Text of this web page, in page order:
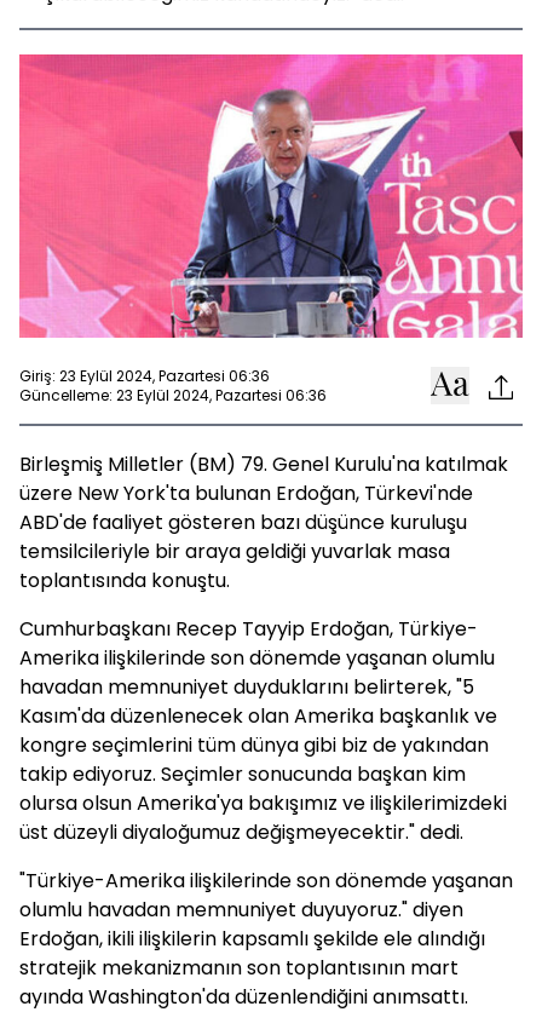
Giriş: 23 Eylül 2024, Pazartesi 06:36
Güncelleme: 23 Eylül 2024, Pazartesi 06:36
Birleşmiş Milletler (BM) 79. Genel Kurulu'na katılmak
üzere New York'ta bulunan Erdoğan, Türkevi'nde
ABD'de faaliyet gösteren bazı düşünce kuruluşu
temsilcileriyle bir araya geldiği yuvarlak masa
toplantısında konuştu.
Cumhurbaşkanı Recep Tayyip Erdoğan, Türkiye-
Amerika ilişkilerinde son dönemde yaşanan olumlu
havadan memnuniyet duyduklarını belirterek, "5
Kasım'da düzenlenecek olan Amerika başkanlık ve
kongre seçimlerini tüm dünya gibi biz de yakından
takip ediyoruz. Seçimler sonucunda başkan kim
olursa olsun Amerika'ya bakışımız ve ilişkilerimizdeki
üst düzeyli diyaloğumuz değişmeyecektir." dedi.
"Türkiye-Amerika ilişkilerinde son dönemde yaşanan
olumlu havadan memnuniyet duyuyoruz." diyen
Erdoğan, ikili ilişkilerin kapsamlı şekilde ele alındığı
stratejik mekanizmanın son toplantısının mart
ayında Washington'da düzenlendiğini anımsattı.